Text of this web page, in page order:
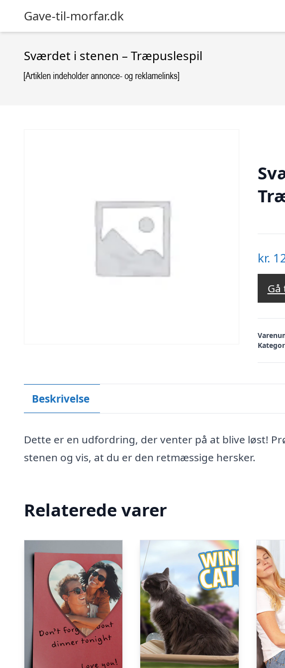
Gave-til-morfar.dk
Sværdet i stenen – Træpuslespil
kr.
Gå
Beskrivelse
Dette er en udfordring, der venter på at blive løst!
stenen og vis, at du er den retmæssige hersker.
Relaterede varer